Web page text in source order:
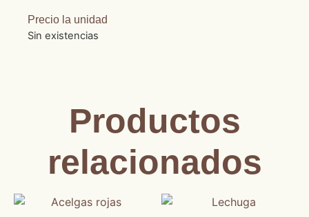
Precio la unidad
Sin existencias
Productos
relacionados